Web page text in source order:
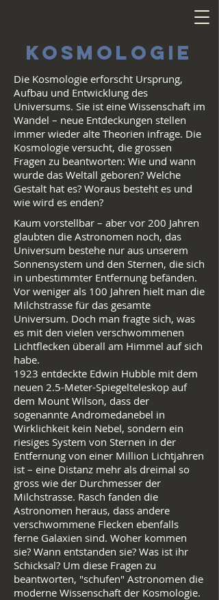
KOSMOLOGIE
Die Kosmologie erforscht Ursprung,
Aufbau und Entwicklung des
Universums. Sie ist eine Wissenschaft im
Wandel – neue Entdeckungen stellen
immer wieder alte Theorien infrage. Die
Kosmologie versucht, die grossen
Fragen zu beantworten: Wie und wann
wurde das Weltall geboren? Welche
Gestalt hat es? Woraus besteht es und
wie wird es enden?
Kaum vorstellbar – aber vor 200 Jahren
glaubten die Astronomen noch, das
Universum bestehe nur aus unserem
Sonnensystem und den Sternen, die sich
in unbestimmter Entfernung befänden.
Vor weniger als 100 Jahren hielt man die
Milchstrasse für das gesamte
Universum. Doch man fragte sich, was
es mit den vielen verschwommenen
Lichtflecken überall am Himmel auf sich
habe.
1923 entdeckte Edwin Hubble mit dem
neuen 2.5-Meter-Spiegelteleskop auf
dem Mount Wilson, dass der
sogenannte Andromedanebel in
Wirklichkeit kein Nebel, sondern ein
riesiges System von Sternen in der
Entfernung von einer Million Lichtjahren
ist – eine Distanz mehr als dreimal so
gross wie der Durchmesser der
Milchstrasse. Rasch fanden die
Astronomen heraus, dass andere
verschwommene Flecken ebenfalls
ferne Galaxien sind. Woher kommen
sie? Wann entstanden sie? Was ist ihr
Schicksal? Um diese Fragen zu
beantworten, "schufen" Astronomen die
moderne Wissenschaft der Kosmologie.